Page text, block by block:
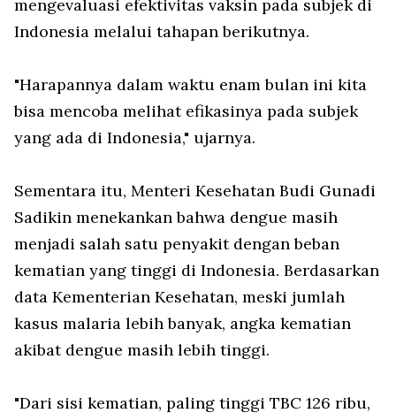
mengevaluasi efektivitas vaksin pada subjek di
Indonesia melalui tahapan berikutnya.
"Harapannya dalam waktu enam bulan ini kita
bisa mencoba melihat efikasinya pada subjek
yang ada di Indonesia," ujarnya.
Sementara itu, Menteri Kesehatan Budi Gunadi
Sadikin menekankan bahwa dengue masih
menjadi salah satu penyakit dengan beban
kematian yang tinggi di Indonesia. Berdasarkan
data Kementerian Kesehatan, meski jumlah
kasus malaria lebih banyak, angka kematian
akibat dengue masih lebih tinggi.
"Dari sisi kematian, paling tinggi TBC 126 ribu,